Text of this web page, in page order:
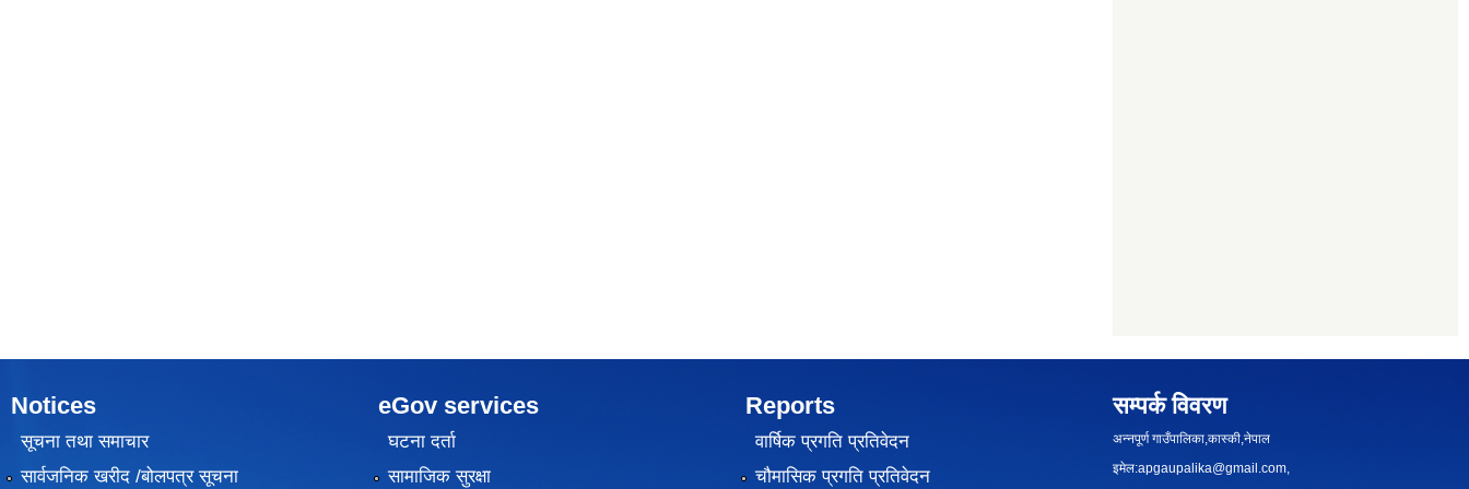
Notices
सूचना तथा समाचार
सार्वजनिक खरीद /बोलपत्र सूचना
eGov services
घटना दर्ता
सामाजिक सुरक्षा
Reports
वार्षिक प्रगति प्रतिवेदन
चौमासिक प्रगति प्रतिवेदन
सम्पर्क विवरण
अन्नपूर्ण गाउँपालिका,कास्की,नेपाल
इमेल:apgaupalika@gmail.com